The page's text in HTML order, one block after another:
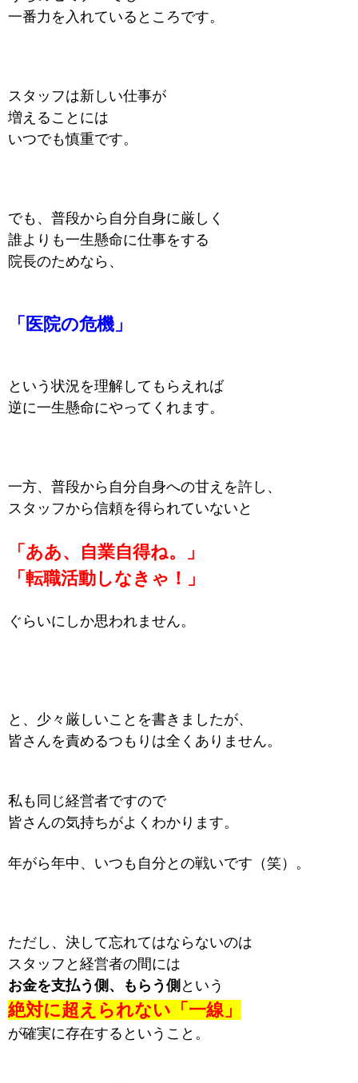
一番力を入れているところです。
スタッフは新しい仕事が
増えることには
いつでも慎重です。
でも、普段から自分自身に厳しく
誰よりも一生懸命に仕事をする
院長のためなら、
「医院の危機」
という状況を理解してもらえれば
逆に一生懸命にやってくれます。
一方、普段から自分自身への甘えを許し、
スタッフから信頼を得られていないと
「ああ、自業自得ね。」
「転職活動しなきゃ！」
ぐらいにしか思われません。
と、少々厳しいことを書きましたが、
皆さんを責めるつもりは全くありません。
私も同じ経営者ですので
皆さんの気持ちがよくわかります。
年がら年中、 いつも自分との戦いです（笑）。
ただし、決して忘れてはならないのは
スタッフと経営者の間には
お金を支払う側、もらう側 という
絶対に超えられない「一線」
が確実に存在するということ。